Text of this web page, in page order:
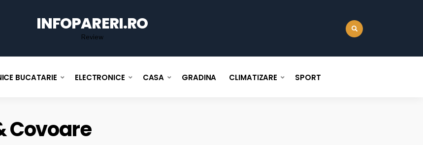
INFOPARERI.RO
Review
BUCATARIE ELECTRONICE CASA GRADINA CLIMATIZARE SPORT
Covoare